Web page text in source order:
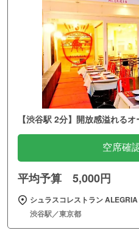
【渋谷駅 2分】開放感溢れる
空席確
平均予算 5,000円
シュラスコレストラン
渋谷駅／東京都